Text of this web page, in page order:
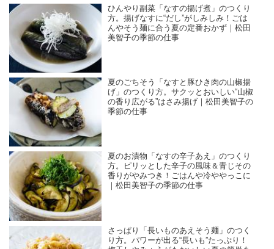
ひんやり副菜「なすの揚げ煮」のつくり
方。揚げなすに“だし”がしみしみ！ごは
んやそう麺に合う夏の定番おかず｜松田
美智子の季節の仕事
夏のごちそう「なすと豚ひき肉の山椒揚
げ」のつくり方。サクッとおいしい“山椒
の香り広がる”はさみ揚げ｜松田美智子の
季節の仕事
夏のお漬物「なすの辛子あえ」のつくり
方。ピリッとした辛子の風味＆青じその
香りがやみつき！ごはんや冷ややっこに
｜松田美智子の季節の仕事
さっぱり「長いものあえそう麺」のつく
り方。パワーが出る“長いも”たっぷり！